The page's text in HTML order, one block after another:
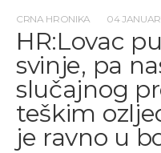
CRNA HRONIKA 04
HR:Lovac
svinje, pa
slučajnog
teškim
je ravno u